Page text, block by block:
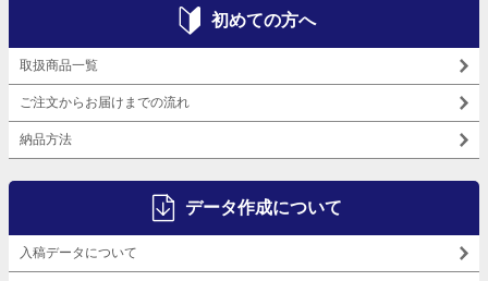
初めての方へ
取扱商品一覧
ご注文からお届けまでの流れ
納品方法
データ作成について
入稿データについて